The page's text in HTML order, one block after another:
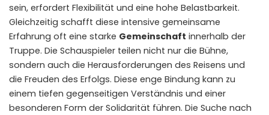
sein, erfordert Flexibilität und eine hohe Belastbarkeit.
Gleichzeitig schafft diese intensive gemeinsame
Erfahrung oft eine starke Gemeinschaft innerhalb der
Truppe. Die Schauspieler teilen nicht nur die Bühne,
sondern auch die Herausforderungen des Reisens und
die Freuden des Erfolgs. Diese enge Bindung kann zu
einem tiefen gegenseitigen Verständnis und einer
besonderen Form der Solidarität führen. Die Suche nach